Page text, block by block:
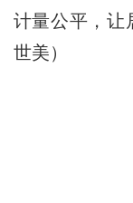
计量公平，让
世美）